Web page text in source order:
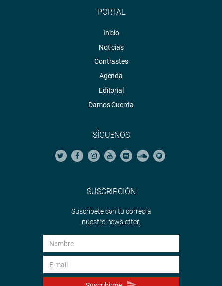
PORTAL
Inicio
Noticias
Contrastes
Agenda
Editorial
Damos Cuenta
SÍGUENOS
SUSCRIPCIÓN
Suscríbete con tu correo a
nuestro newsletter.